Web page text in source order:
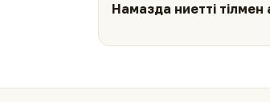
Намазда ниетті тілмен